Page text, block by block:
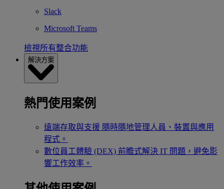
Slack
Microsoft Teams
檢視所有整合功能
解決方案
熱門使用案例
遠端存取與支援 隨時隨地管理人員、裝置與應用
程式。
數位員工體驗 (DEX) 前瞻式解決 IT 問題，避免影
響工作效率。